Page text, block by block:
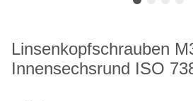
Linsenkopfschrauben
Innensechsrund ISO